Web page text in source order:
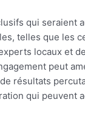
qui seraient
telles que les
locaux et
peut
résultats
qui